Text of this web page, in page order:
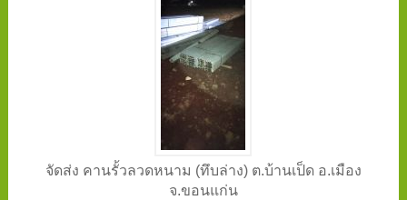
จัดส่ง คานรั้วลวดหนาม (ทึบล่าง) ต.บ้านเป็ด อ.เมือง
จ.ขอนแก่น